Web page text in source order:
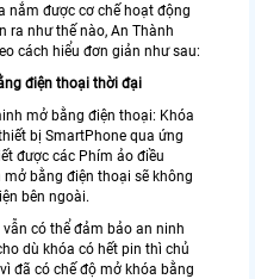
nắm được cơ chế hoạt động
ra như thế nào, An Thành
cách hiểu đơn giản như sau:
điện thoại thời đại
mở bằng điện thoại: Khóa
bị SmartPhone qua ứng
được các Phím ảo điều
bằng điện thoại sẽ không
bên ngoài.
có thể đảm bảo an ninh
dù khóa có hết pin thì chủ
đã có chế độ mở khóa bằng